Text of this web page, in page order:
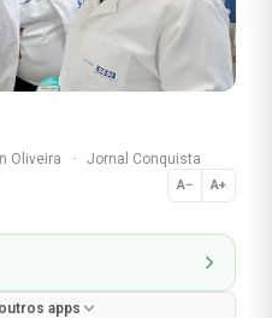
Oliveira · Jornal Conquista
A− A+
Normal
apps